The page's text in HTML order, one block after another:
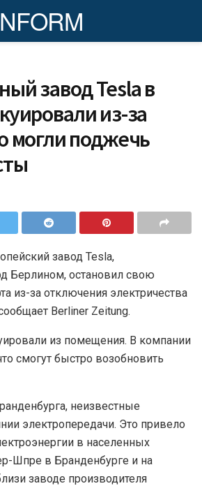
завод Tesla в
из-за
могли поджечь
завод Tesla,
Берлином, остановил свою
из-за отключения электричества
Berliner Zeitung.
из помещения. В компании
смогут быстро возобновить
неизвестные
электропередачи. Это привело
в населенных
Шпре в Бранденбурге и на
заводе производителя